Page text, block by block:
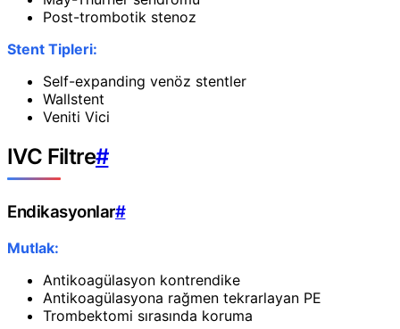
Post-trombotik stenoz
Stent Tipleri:
Self-expanding venöz stentler
Wallstent
Veniti Vici
IVC Filtre#
Endikasyonlar#
Mutlak:
Antikoagülasyon kontrendike
Antikoagülasyona rağmen tekrarlayan PE
Trombektomi sırasında koruma